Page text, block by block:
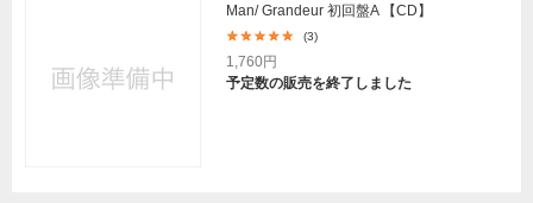
Man/ Grandeur 初回盤A 【CD】
(3)
1,760円
予定数の販売を終了しました